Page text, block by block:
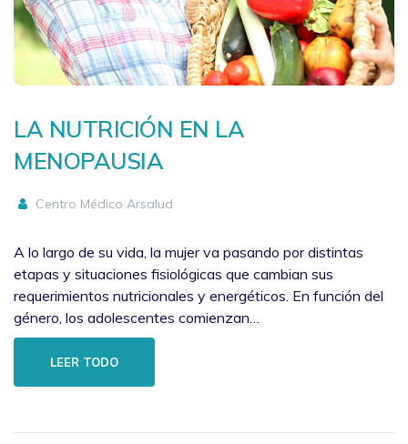
LA NUTRICIÓN EN LA
MENOPAUSIA
Centro Médico Arsalud
A lo largo de su vida, la mujer va pasando por distintas
etapas y situaciones fisiológicas que cambian sus
requerimientos nutricionales y energéticos. En función del
género, los adolescentes comienzan…
LEER TODO